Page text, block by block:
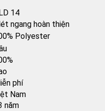
14
ngang hoàn thiện
Polyester
phí
Nam
năm